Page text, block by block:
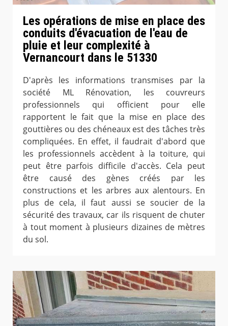
Les opérations de mise en place des
conduits d'évacuation de l'eau de
pluie et leur complexité à
Vernancourt dans le 51330
D'après les informations transmises par la
société ML Rénovation, les couvreurs
professionnels qui officient pour elle
rapportent le fait que la mise en place des
gouttières ou des chéneaux est des tâches très
compliquées. En effet, il faudrait d'abord que
les professionnels accèdent à la toiture, qui
peut être parfois difficile d'accès. Cela peut
être causé des gènes créés par les
constructions et les arbres aux alentours. En
plus de cela, il faut aussi se soucier de la
sécurité des travaux, car ils risquent de chuter
à tout moment à plusieurs dizaines de mètres
du sol.